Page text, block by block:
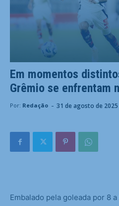
Em momentos
Grêmio se enfrentam
Por: Redação - 31 de agosto de 2025
Embalado pela goleada por 8